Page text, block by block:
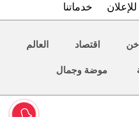
للإعلان خدماتنا
اقتصاد العالم
موضة وجمال